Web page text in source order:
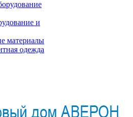
и
материалы
одежда